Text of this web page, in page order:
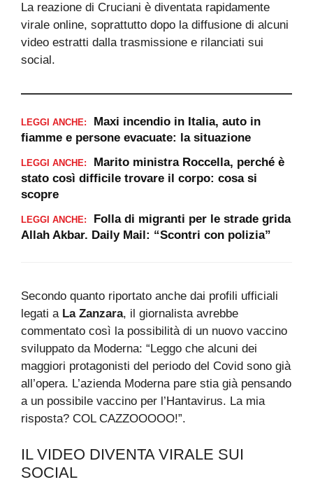
La reazione di Cruciani è diventata rapidamente
virale online, soprattutto dopo la diffusione di alcuni
video estratti dalla trasmissione e rilanciati sui
social.
LEGGI ANCHE:
Maxi incendio in Italia, auto in
fiamme e persone evacuate: la situazione
LEGGI ANCHE:
Marito ministra Roccella, perché è
stato così difficile trovare il corpo: cosa si
scopre
LEGGI ANCHE:
Folla di migranti per le strade grida
Allah Akbar. Daily Mail: “Scontri con polizia”
Secondo quanto riportato anche dai profili ufficiali
legati a La Zanzara, il giornalista avrebbe
commentato così la possibilità di un nuovo vaccino
sviluppato da Moderna: “Leggo che alcuni dei
maggiori protagonisti del periodo del Covid sono già
all’opera. L’azienda Moderna pare stia già pensando
a un possibile vaccino per l’Hantavirus. La mia
risposta? COL CAZZOOOOO!”.
IL VIDEO DIVENTA VIRALE SUI
SOCIAL